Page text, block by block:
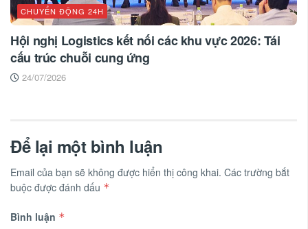
CHUYỂN ĐỘNG 24H
Hội nghị Logistics kết nối các khu vực 2026: Tái
cấu trúc chuỗi cung ứng
24/07/2026
Để lại một bình luận
Email của bạn sẽ không được hiển thị công khai. Các trường bắt
buộc được đánh dấu *
Bình luận *